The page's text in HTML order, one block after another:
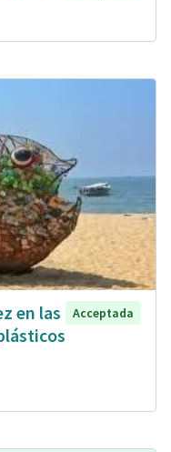
en las
Acceptada